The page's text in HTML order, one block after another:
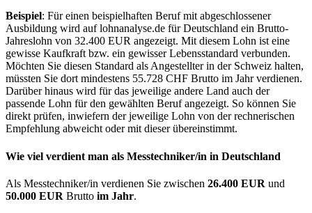
Beispiel: Für einen beispielhaften Beruf mit abgeschlossener
Ausbildung wird auf lohnanalyse.de für Deutschland ein Brutto-
Jahreslohn von 32.400 EUR angezeigt. Mit diesem Lohn ist eine
gewisse Kaufkraft bzw. ein gewisser Lebensstandard verbunden.
Möchten Sie diesen Standard als Angestellter in der Schweiz halten,
müssten Sie dort mindestens 55.728 CHF Brutto im Jahr verdienen.
Darüber hinaus wird für das jeweilige andere Land auch der
passende Lohn für den gewählten Beruf angezeigt. So können Sie
direkt prüfen, inwiefern der jeweilige Lohn von der rechnerischen
Empfehlung abweicht oder mit dieser übereinstimmt.
Wie viel verdient man als Messtechniker/in in Deutschland
Als Messtechniker/in verdienen Sie zwischen 26.400 EUR und
50.000 EUR Brutto im Jahr.